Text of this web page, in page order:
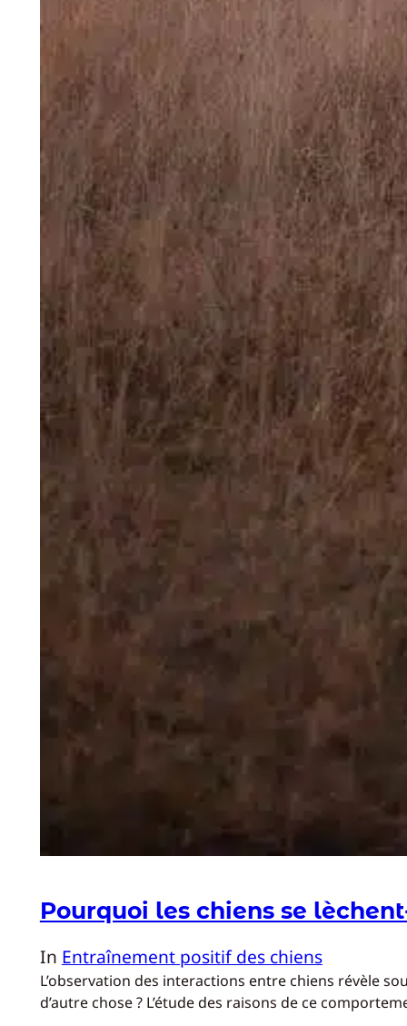
Pourquoi les chiens se
In Entraînement positif des chiens
L’observation des interactions entre chiens révèle
d’autre chose ? L’étude des raisons de ce